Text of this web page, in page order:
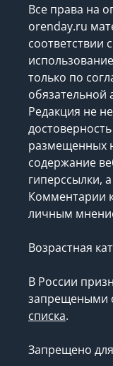
Все права на
orenday.ru
соответствии
только по
обязательной
Редакция не
размещенных
содержание
гиперссылки,
Комментарии
личным
Возрастная
В России
запрещеными
списка.
Запрещено